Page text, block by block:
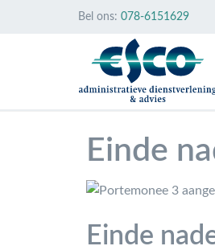
Bel ons: 078-6151629
Einde
Einde